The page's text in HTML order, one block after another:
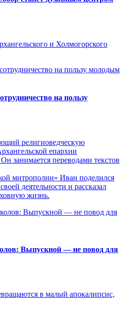
и Холмогорского
на пользу
религиоведческую
епархии
занимается переводами текстов
митрополии» Иван поделился
деятельности и рассказал
жизнь.
Выпускной — не повод для
в малый апокалипсис,